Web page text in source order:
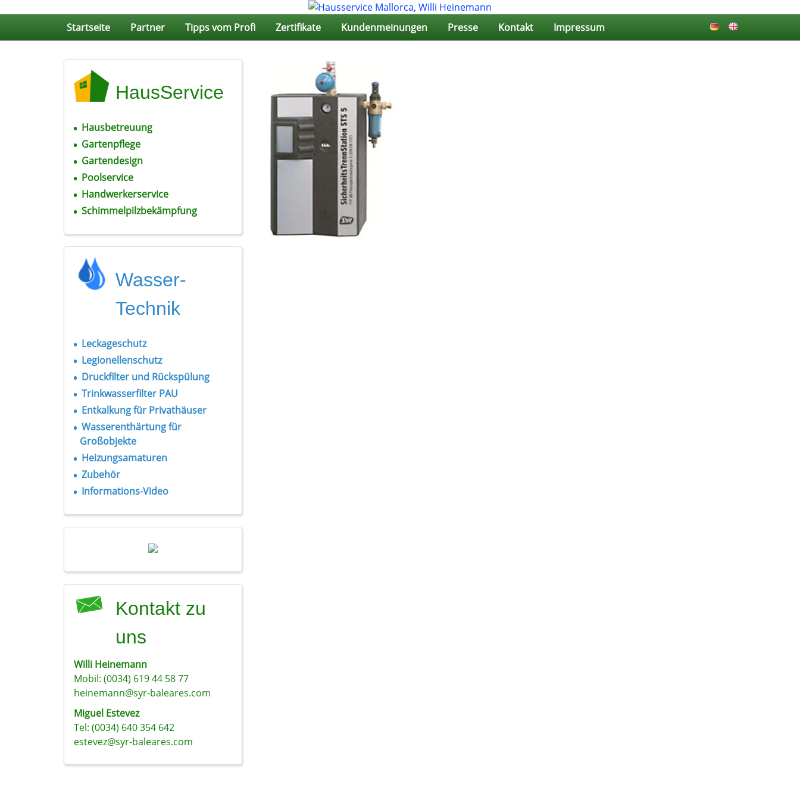
Skip to content
Startseite Partner Tipps vom Profi Zertifikate Kundenmeinungen Presse Kontakt Impressum
HausService
Hausbetreuung
Gartenpflege
Gartendesign
Poolservice
Handwerkerservice
Schimmelpilzbekämpfung
Wasser-
Technik
Leckageschutz
Legionellenschutz
Druckfilter und Rückspülung
Trinkwasserfilter PAU
Entkalkung für Privathäuser
Wasserenthärtung für
Großobjekte
Heizungsamaturen
Zubehör
Informations-Video
Kontakt zu
uns
Willi Heinemann
Mobil: (0034) 619 44 58 77
heinemann@syr-baleares.com
Miguel Estevez
Tel: (0034) 640 354 642
estevez@syr-baleares.com